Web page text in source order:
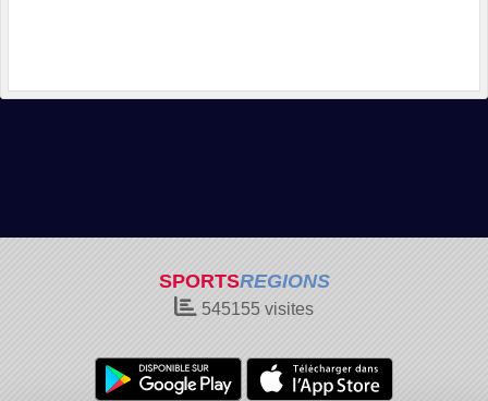
SPORTSREGIONS
545155 visites